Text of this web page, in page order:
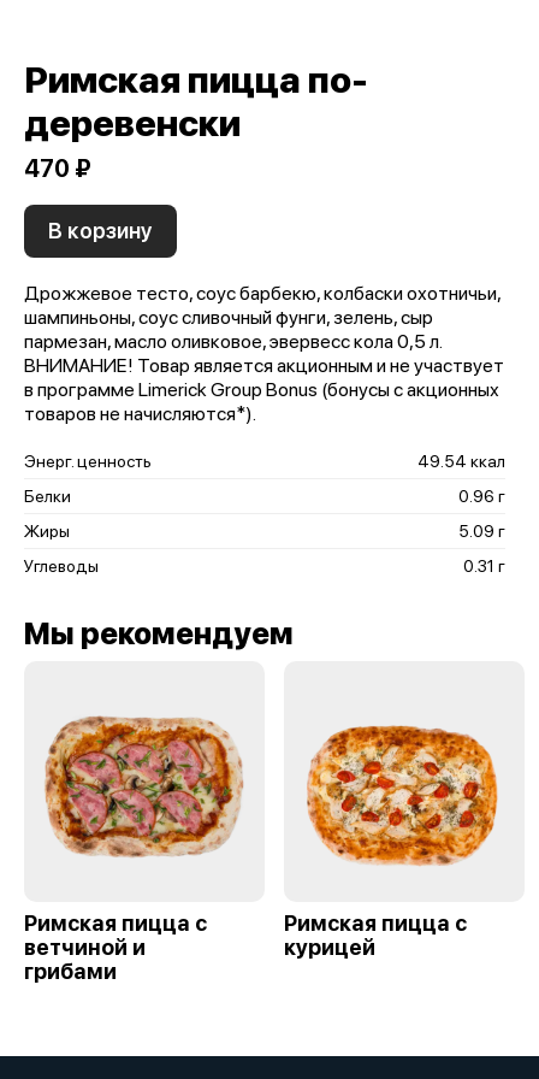
Римская пицца по-
деревенски
470 ₽
В корзину
Дрожжевое тесто, соус барбекю, колбаски охотничьи,
шампиньоны, соус сливочный фунги, зелень, сыр
пармезан, масло оливковое, эвервесс кола 0,5 л.
ВНИМАНИЕ! Товар является акционным и не участвует
в программе Limerick Group Bonus (бонусы с акционных
товаров не начисляются*).
Энерг. ценность
49.54 ккал
Белки
0.96 г
Жиры
5.09 г
Углеводы
0.31 г
Мы рекомендуем
Римская пицца с
ветчиной и
грибами
Римская пицца с
курицей